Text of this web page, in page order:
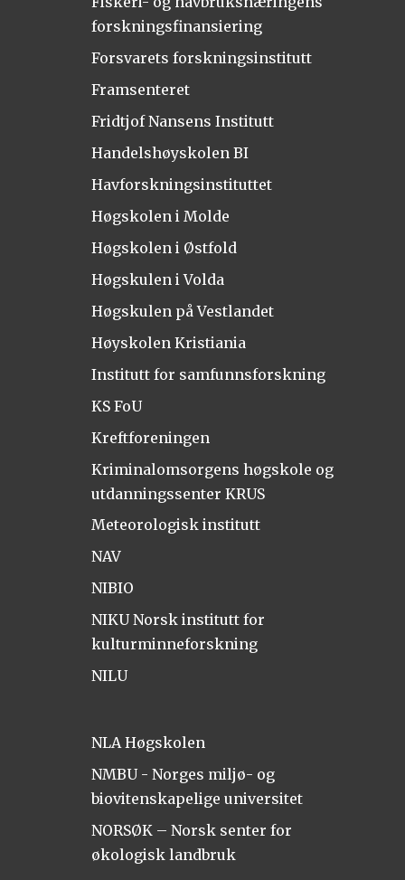
forskningsfinansiering
Forsvarets forskningsinstitutt
Framsenteret
Fridtjof Nansens Institutt
Handelshøyskolen BI
Havforskningsinstituttet
Høgskolen i Molde
Høgskolen i Østfold
Høgskulen i Volda
Høgskulen på Vestlandet
Høyskolen Kristiania
Institutt for samfunnsforskning
KS FoU
Kreftforeningen
Kriminalomsorgens høgskole og
utdanningssenter KRUS
Meteorologisk institutt
NAV
NIBIO
NIKU Norsk institutt for
kulturminneforskning
NILU
NLA Høgskolen
NMBU - Norges miljø- og
biovitenskapelige universitet
NORSØK – Norsk senter for
økologisk landbruk